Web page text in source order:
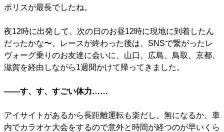
ポリスが最長でしたね。
夜12時に出発して、次の日のお昼12時に現地に到着したん
だったかな〜。レースが終わった後は、SNSで繋がったレ
ヴォーグ乗りのお友達に会いに、山口、広島、鳥取、京都、
滋賀を経由しながら1週間かけて帰ってきました。
――す、す、すごい体力……
アイサイトがあるから長距離運転も楽だし、無になるか、車
内でカラオケ大会をするので意外と時間が経つのが早いくら